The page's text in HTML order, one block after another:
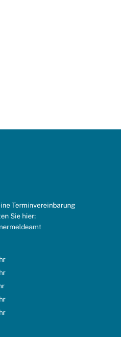
Terminvereinbarung
Sie hier:
Uhr
Uhr
Uhr
Uhr